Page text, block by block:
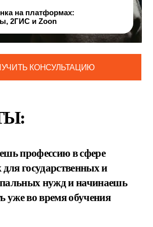
КОНСУЛЬТАЦИЮ
на платформах:
2ГИС и Zoon
нужд и начинаешь
выгодные закупки,
работу по 44-ФЗ и 223-
в тендерах и аукционах